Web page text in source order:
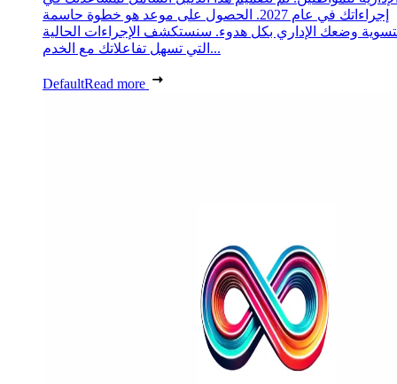
إجراءاتك في عام 2027. الحصول على موعد هو خطوة حاسمة
وضعك الإداري بكل هدوء. سنستكشف الإجراءات الحالية
التي تسهل تفاعلاتك مع الخدم...
DefaultRead more